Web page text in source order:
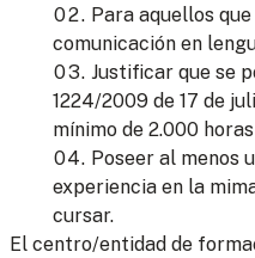
Para aquellos
comunicación en
Justificar que se
1224/2009 de 17 de
mínimo de 2.000
Poseer al menos
experiencia en la
cursar.
El centro/entidad de